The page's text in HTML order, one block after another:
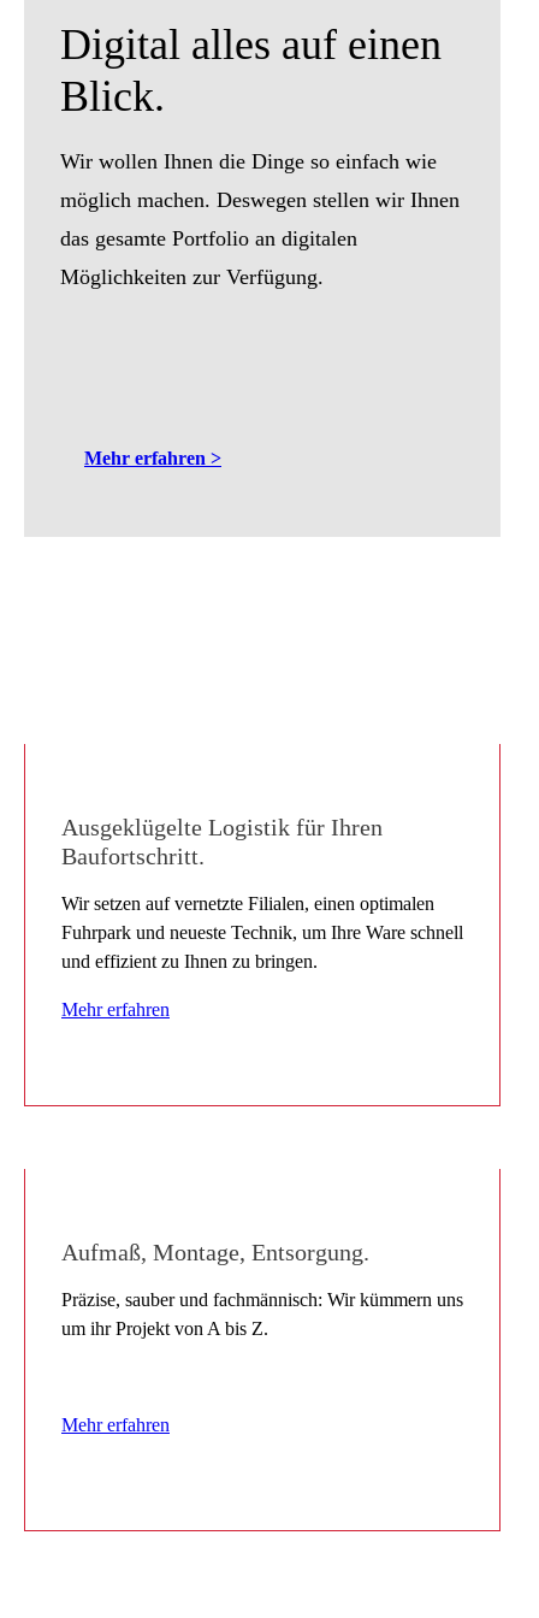
Digital alles auf einen
Blick.
Wir wollen Ihnen die Dinge so einfach wie
möglich machen. Deswegen stellen wir Ihnen
das gesamte Portfolio an digitalen
Möglichkeiten zur Verfügung.
Mehr erfahren >
Ausgeklügelte Logistik für Ihren
Baufortschritt.
Wir setzen auf vernetzte Filialen, einen optimalen
Fuhrpark und neueste Technik, um Ihre Ware schnell
und effizient zu Ihnen zu bringen.
Mehr erfahren
Aufmaß, Montage, Entsorgung.
Präzise, sauber und fachmännisch: Wir kümmern uns
um ihr Projekt von A bis Z.
Mehr erfahren